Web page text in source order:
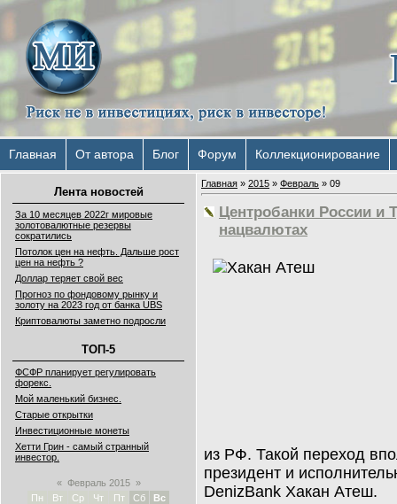
Главная От автора Блог Форум Коллекционирование
Лента новостей
За 10 месяцев 2022г мировые
золотовалютные резервы
сократились
Потолок цен на нефть. Дальше рост
цен на нефть ?
Доллар теряет свой вес
Прогноз по фондовому рынку и
золоту на 2023 год от банка UBS
Криптовалюты заметно подросли
ТОП-5
ФСФР планирует регулировать
форекс.
Мой маленький бизнес.
Старые открытки
Инвестиционные монеты
Хетти Грин - самый странный
инвестор.
« Февраль 2015 »
Пн
Вт Ср Чт Пт Сб
Вс
Главная » 2015 » Февраль » 09
Центробанки России и
нацвалютах
из РФ. Такой переход
президент и
DenizBank Хакан Атеш.